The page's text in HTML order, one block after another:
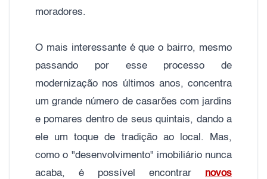
moradores.
O mais interessante é que o bairro, mesmo
passando por esse processo de
modernização nos últimos anos, concentra
um grande número de casarões com jardins
e pomares dentro de seus quintais, dando a
ele um toque de tradição ao local. Mas,
como o "desenvolvimento" imobiliário nunca
acaba, é possível encontrar novos